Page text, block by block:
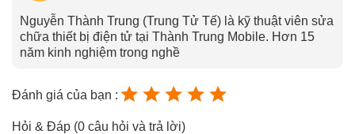
Nguyễn Thành Trung (Trung Tử Tế) là kỹ thuật viên sửa
chữa thiết bị điện tử tại Thành Trung Mobile. Hơn 15
năm kinh nghiệm trong nghề
Đánh giá của bạn :
Hỏi & Đáp (0 câu hỏi và trả lời)